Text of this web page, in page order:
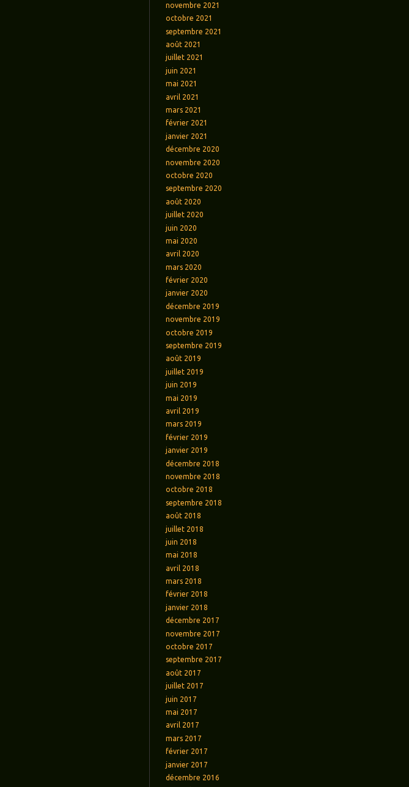
novembre 2021
octobre 2021
septembre 2021
août 2021
juillet 2021
juin 2021
mai 2021
avril 2021
mars 2021
février 2021
janvier 2021
décembre 2020
novembre 2020
octobre 2020
septembre 2020
août 2020
juillet 2020
juin 2020
mai 2020
avril 2020
mars 2020
février 2020
janvier 2020
décembre 2019
novembre 2019
octobre 2019
septembre 2019
août 2019
juillet 2019
juin 2019
mai 2019
avril 2019
mars 2019
février 2019
janvier 2019
décembre 2018
novembre 2018
octobre 2018
septembre 2018
août 2018
juillet 2018
juin 2018
mai 2018
avril 2018
mars 2018
février 2018
janvier 2018
décembre 2017
novembre 2017
octobre 2017
septembre 2017
août 2017
juillet 2017
juin 2017
mai 2017
avril 2017
mars 2017
février 2017
janvier 2017
décembre 2016